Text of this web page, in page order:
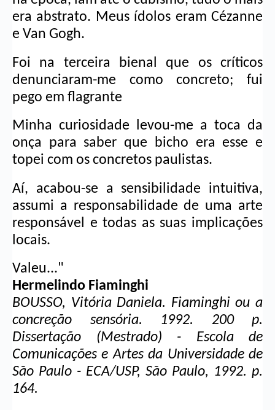
era abstrato. Meus ídolos eram Cézanne
e Van Gogh.
Foi na terceira bienal que os críticos
denunciaram-me como concreto; fui
pego em flagrante
Minha curiosidade levou-me a toca da
onça para saber que bicho era esse e
topei com os concretos paulistas.
Aí, acabou-se a sensibilidade intuitiva,
assumi a responsabilidade de uma arte
responsável e todas as suas implicações
locais.
Valeu..."
Hermelindo Fiaminghi
BOUSSO, Vitória Daniela. Fiaminghi ou a
concreção sensória. 1992. 200 p.
Dissertação (Mestrado) - Escola de
Comunicações e Artes da Universidade de
São Paulo - ECA/USP, São Paulo, 1992. p.
164.